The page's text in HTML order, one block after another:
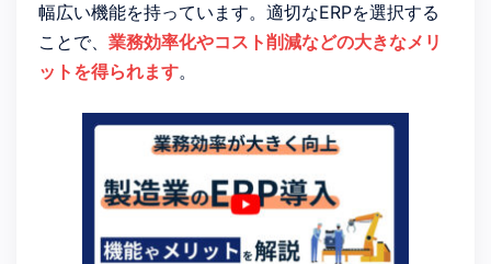
幅広い機能を持っています。適切なERPを選択する
ことで、 業務効率化やコスト削減などの大きなメリ
ットを得られます。